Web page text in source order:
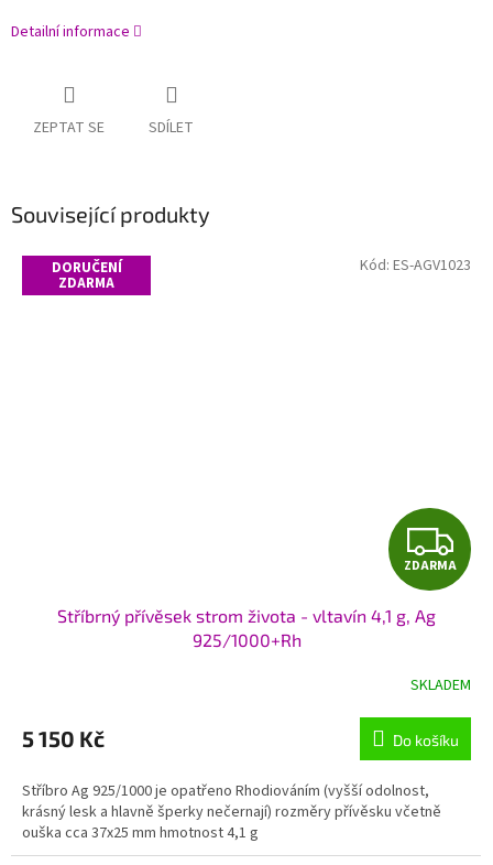
Detailní informace
ZEPTAT SE SDÍLET
Související produkty
DORUČENÍ
ZDARMA
Z
D
R
M
A
ZDARMA
Stříbrný přívěsek strom života - vltavín 4,1 g, Ag
925/1000+Rh
SKLADEM
5 150 Kč Do košíku
Stříbro Ag 925/1000 je opatřeno Rhodiováním (vyšší odolnost,
krásný lesk a hlavně šperky nečernají) rozměry přívěsku včetně
ouška cca 37x25 mm hmotnost 4,1 g
Kód: ES-AGV1023